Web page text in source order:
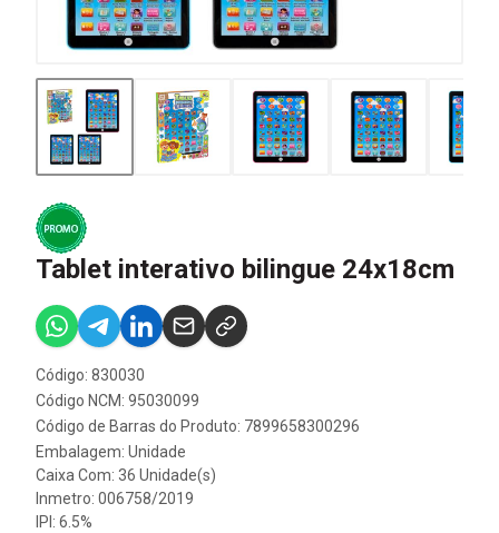
Tablet interativo bilingue 24x18cm
Código: 830030
Código NCM: 95030099
Código de Barras do Produto: 7899658300296
Embalagem: Unidade
Caixa Com: 36 Unidade(s)
Inmetro: 006758/2019
IPI: 6.5%